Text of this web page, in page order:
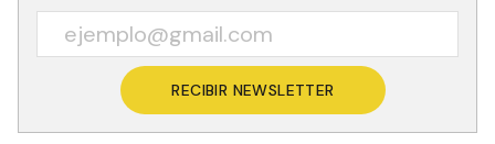
RECIBIR NEWSLETTER